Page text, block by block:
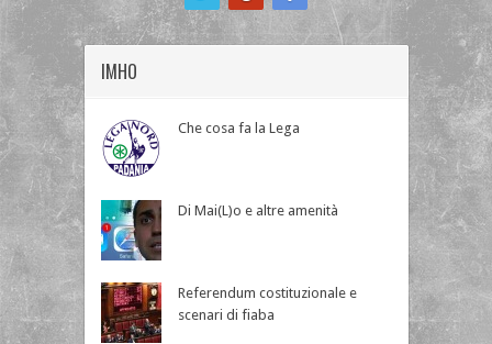
IMHO
Che cosa fa la Lega
Di Mai(L)o e altre amenità
Referendum costituzionale e
scenari di fiaba